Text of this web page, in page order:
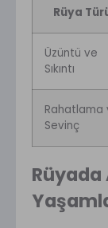
Rüya
Üzüntü ve
Sıkıntı
Rahatlama
Sevinç